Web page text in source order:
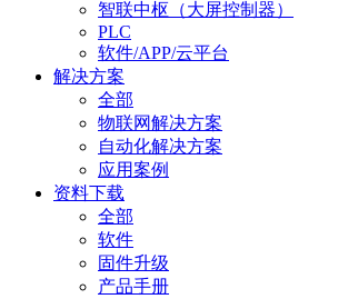
智联中枢（大屏控制器）
PLC
软件/APP/云平台
解决方案
全部
物联网解决方案
自动化解决方案
应用案例
资料下载
全部
软件
固件升级
产品手册